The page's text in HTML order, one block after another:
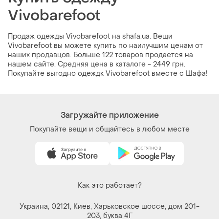
Vivobarefoot
Продаж одежды Vivobarefoot на shafa.ua. Вещи
Vivobarefoot вы можете купить по наилучшим ценам от
наших продавцов. Больше 122 товаров продается на
нашем сайте. Средняя цена в каталоге - 2449 грн.
Покупайте выгодно одеждк Vivobarefoot вместе с Шафа!
Загружайте приложение
Покупайте вещи и общайтесь в любом месте
Как это работает?
Украина, 02121, Киев, Харьковское шоссе, дом 201-
203, буква 4Г